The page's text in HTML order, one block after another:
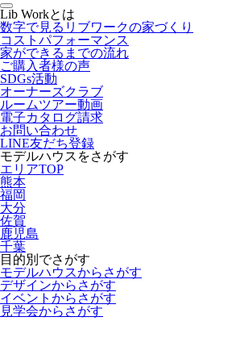
Lib Workとは
数字で見るリブワークの家づくり
コストパフォーマンス
家ができるまでの流れ
ご購入者様の声
SDGs活動
オーナーズクラブ
ルームツアー動画
電子カタログ請求
お問い合わせ
LINE友だち登録
モデルハウスをさがす
エリアTOP
熊本
福岡
大分
佐賀
鹿児島
千葉
目的別でさがす
モデルハウスからさがす
デザインからさがす
イベントからさがす
見学会からさがす